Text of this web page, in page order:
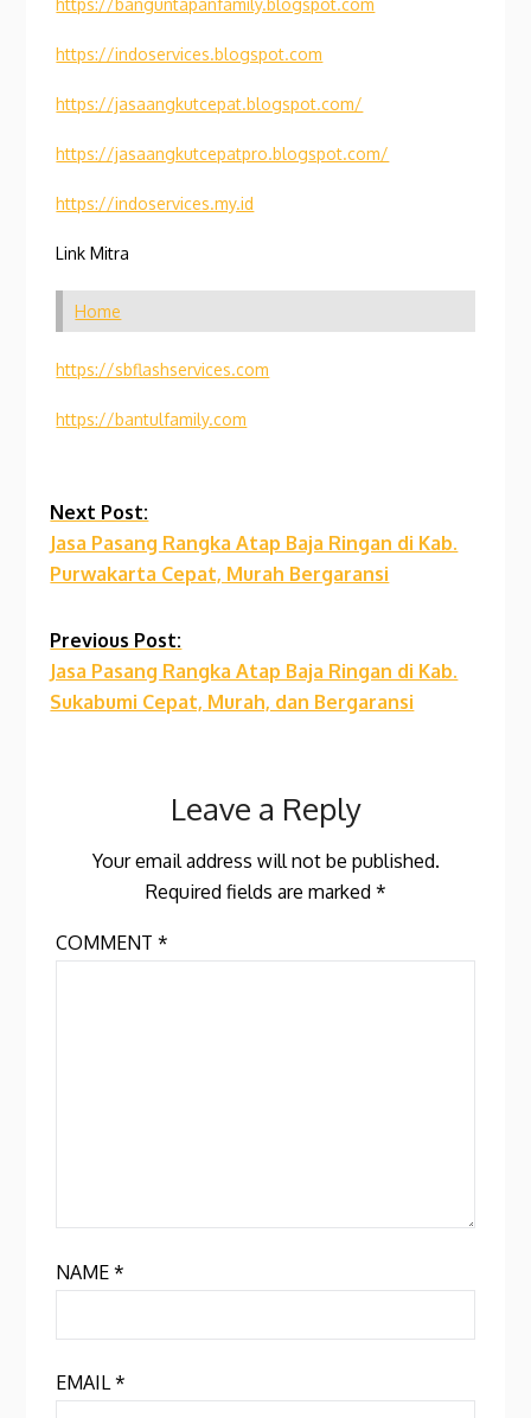
https://banguntapanfamily.blogspot.com
https://indoservices.blogspot.com
https://jasaangkutcepat.blogspot.com/
https://jasaangkutcepatpro.blogspot.com/
https://indoservices.my.id
Link Mitra
Home
https://sbflashservices.com
https://bantulfamily.com
Continue
Reading
Next Post:
Jasa Pasang Rangka Atap Baja Ringan di Kab.
Purwakarta Cepat, Murah Bergaransi
Previous Post:
Jasa Pasang Rangka Atap Baja Ringan di Kab.
Sukabumi Cepat, Murah, dan Bergaransi
Leave a Reply
Your email address will not be published.
Required fields are marked *
COMMENT*
NAME*
EMAIL*